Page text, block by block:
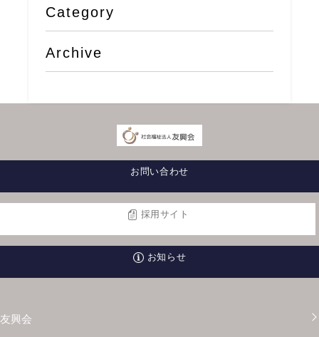
Category
Archive
お問い合わせ
採用サイト
お知らせ
友興会